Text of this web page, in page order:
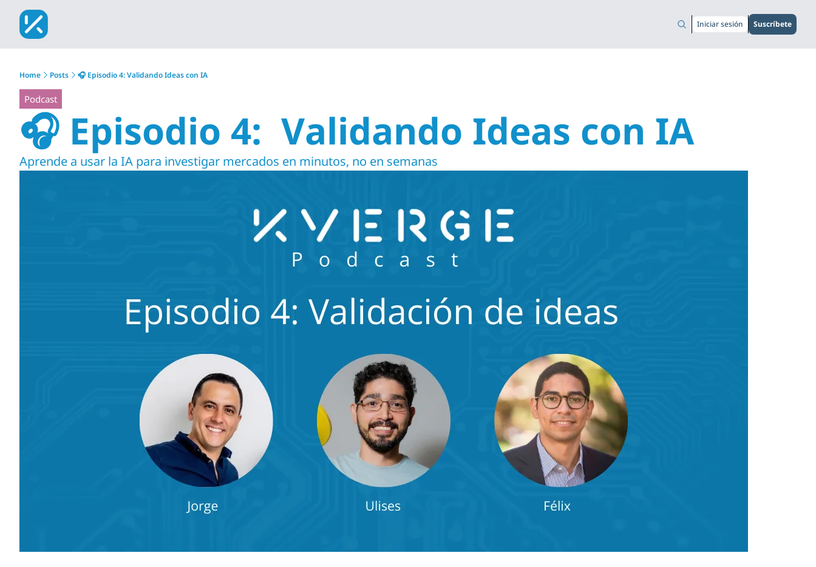
Iniciar sesión Suscríbete
Home Posts 🎧 Episodio 4: Validando Ideas con IA
Podcast
🎧 Episodio 4:  Validando Ideas con IA
Aprende a usar la IA para investigar mercados en minutos, no en semanas